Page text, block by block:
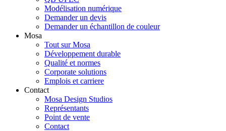
Modélisation numérique
Demander un devis
Demander un échantillon de couleur
Mosa
Tout sur Mosa
Développement durable
Qualité et normes
Corporate solutions
Emplois et carriere
Contact
Mosa Design Studios
Représentants
Point de vente
Contact